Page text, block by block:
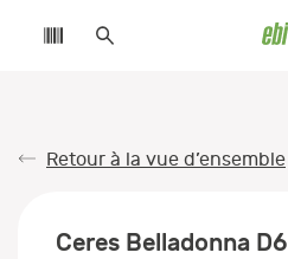
Retour à la vue d’ensemble
Ceres Belladonna D6